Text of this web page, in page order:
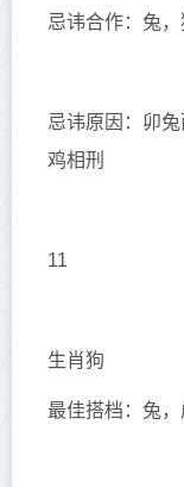
忌讳合作：兔
忌讳原因：卯
鸡相刑
11
生肖狗
最佳搭档：兔，